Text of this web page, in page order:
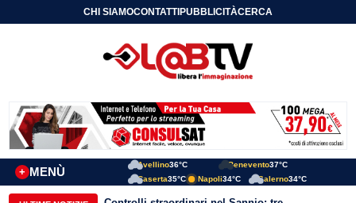
CHI SIAMOCONTATTIPUBBLICITÀCERCA
MENÙ
+
Avellino36°C Benevento37°C
Caserta35°C Napoli34°C Salerno34°C